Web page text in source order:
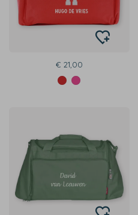
€ 21,00